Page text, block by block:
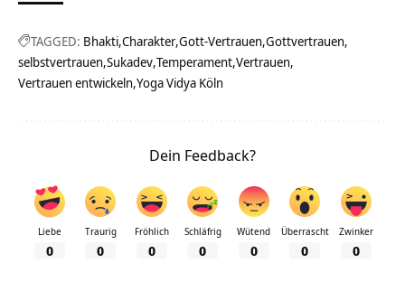
TAGGED: Bhakti Charakter Gott-Vertrauen Gottvertrauen
selbstvertrauen Sukadev Temperament Vertrauen
Vertrauen entwickeln Yoga Vidya Köln
Dein Feedback?
Liebe
0
Traurig
0
Fröhlich
0
Schläfrig
0
Wütend
0
Überrascht
0
Zwinker
0